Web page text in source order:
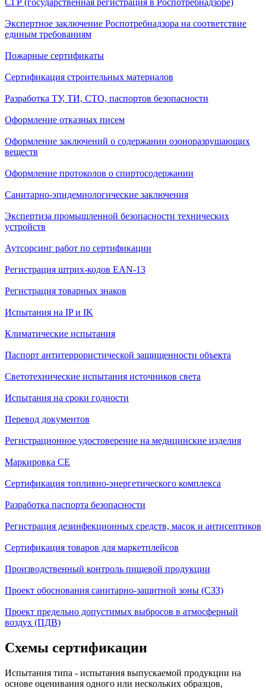
СГР (государственная регистрация в Роспотребнадзоре)
Экспертное заключение Роспотребнадзора на соответствие
единым требованиям
Пожарные сертификаты
Сертификация строительных материалов
Разработка ТУ, ТИ, СТО, паспортов безопасности
Оформление отказных писем
Оформление заключений о содержании озоноразрушающих
веществ
Оформление протоколов о спиртосодержании
Санитарно-эпидемиологические заключения
Экспертиза промышленной безопасности технических
устройств
Аутсорсинг работ по сертификации
Регистрация штрих-кодов EAN-13
Регистрация товарных знаков
Испытания на IP и IK
Климатические испытания
Паспорт антитеррористической защищенности объекта
Светотехнические испытания источников света
Испытания на сроки годности
Перевод документов
Регистрационное удостоверение на медицинские изделия
Маркировка СЕ
Сертификация топливно-энергетического комплекса
Разработка паспорта безопасности
Регистрация дезинфекционных средств, масок и антисептиков
Сертификация товаров для маркетплейсов
Производственный контроль пищевой продукции
Проект обоснования санитарно-защитной зоны (СЗЗ)
Проект предельно допустимых выбросов в атмосферный
воздух (ПДВ)
Схемы сертификации
Испытания типа - испытания выпускаемой продукции на
основе оценивания одного или нескольких образцов,